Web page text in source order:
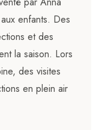
enfants. Des
et des
la saison. Lors
des visites
en plein air